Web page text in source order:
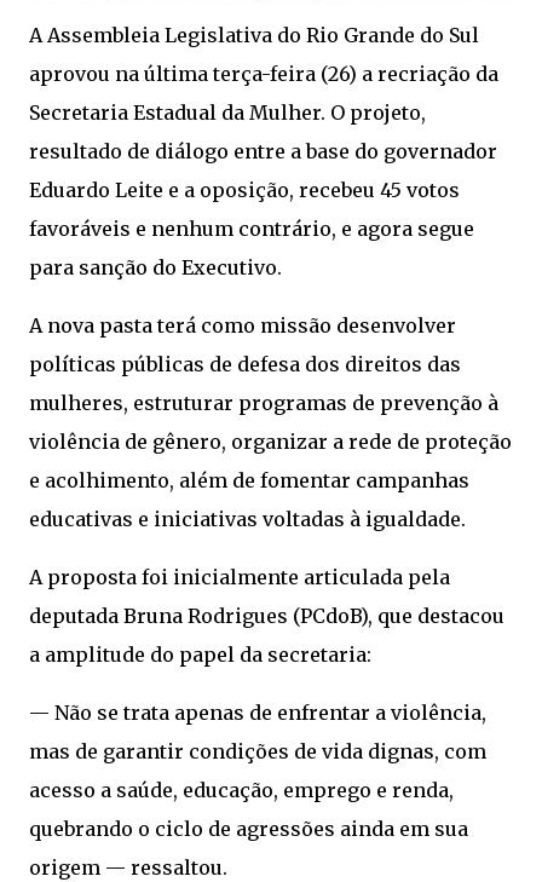
A Assembleia Legislativa do Rio Grande do Sul
aprovou na última terça-feira (26) a recriação da
Secretaria Estadual da Mulher. O projeto,
resultado de diálogo entre a base do governador
Eduardo Leite e a oposição, recebeu 45 votos
favoráveis e nenhum contrário, e agora segue
para sanção do Executivo.
A nova pasta terá como missão desenvolver
políticas públicas de defesa dos direitos das
mulheres, estruturar programas de prevenção à
violência de gênero, organizar a rede de proteção
e acolhimento, além de fomentar campanhas
educativas e iniciativas voltadas à igualdade.
A proposta foi inicialmente articulada pela
deputada Bruna Rodrigues (PCdoB), que destacou
a amplitude do papel da secretaria:
— Não se trata apenas de enfrentar a violência,
mas de garantir condições de vida dignas, com
acesso a saúde, educação, emprego e renda,
quebrando o ciclo de agressões ainda em sua
origem — ressaltou.